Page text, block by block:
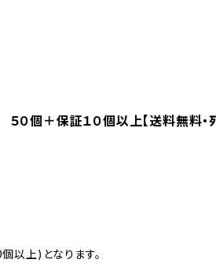
個＋保証１０個以上【送料無料・
以上)となります。